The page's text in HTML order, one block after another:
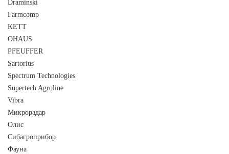
Draminski
Farmcomp
KETT
OHAUS
PFEUFFER
Sartorius
Spectrum Technologies
Supertech Agroline
Vibra
Микрорадар
Олис
Сибагроприбор
Фауна